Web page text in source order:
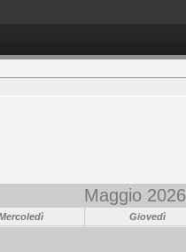
Maggio 2026
Giovedì